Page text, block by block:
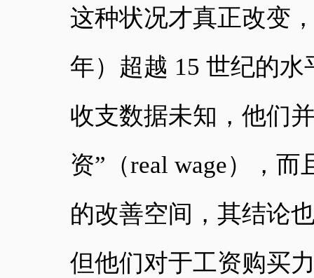
这种状况才真正改变
年）超越 15 世纪的
收支数据未知，他们
资”（real wage），
的改善空间，其结论
但他们对于工资购买